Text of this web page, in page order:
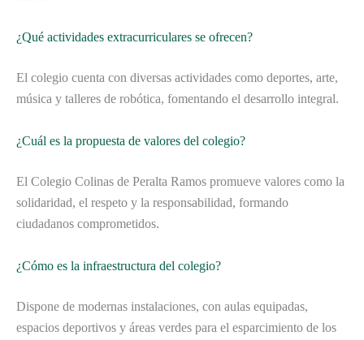
¿Qué actividades extracurriculares se ofrecen?
El colegio cuenta con diversas actividades como deportes, arte,
música y talleres de robótica, fomentando el desarrollo integral.
¿Cuál es la propuesta de valores del colegio?
El Colegio Colinas de Peralta Ramos promueve valores como la
solidaridad, el respeto y la responsabilidad, formando
ciudadanos comprometidos.
¿Cómo es la infraestructura del colegio?
Dispone de modernas instalaciones, con aulas equipadas,
espacios deportivos y áreas verdes para el esparcimiento de los